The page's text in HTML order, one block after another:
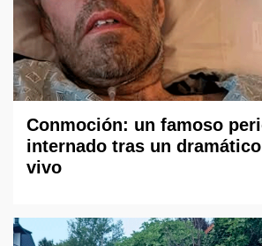
Conmoción: un famoso
internado tras un
vivo